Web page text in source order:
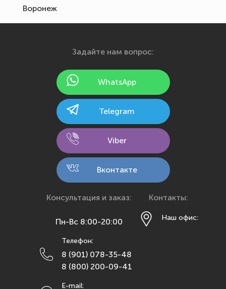
Воронеж
Екатеринбург
Йошкар-Ола
Калининград
Кемерово
Кострома
Краснодар
Красноярск
Махачкала
Москва
Задайте нам вопрос:
WhatsApp
Telegram
Viber
Вконтакте
Консультация и заказ:
Пн-Вс 8:00-20:00
Телефон:
8 (901) 078-35-48
8 (800) 200-09-41
E-mail:
Контакты:
Наш офис: